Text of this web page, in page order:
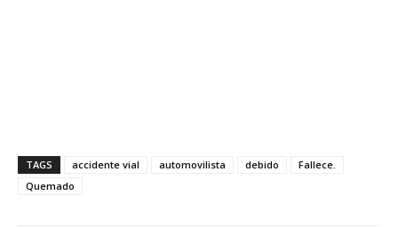
TAGS accidente vial automovilista debido
Fallece.
Quemado